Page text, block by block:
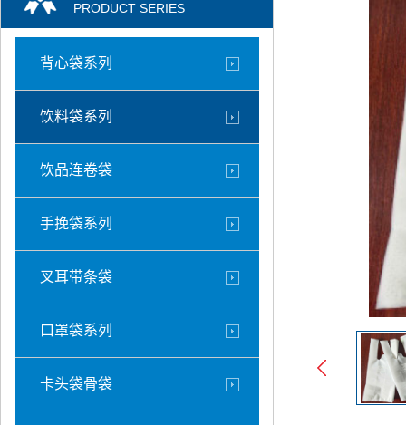
PRODUCT SERIES
背心袋系列
饮料袋系列
饮品连卷袋
手挽袋系列
叉耳带条袋
口罩袋系列
卡头袋骨袋